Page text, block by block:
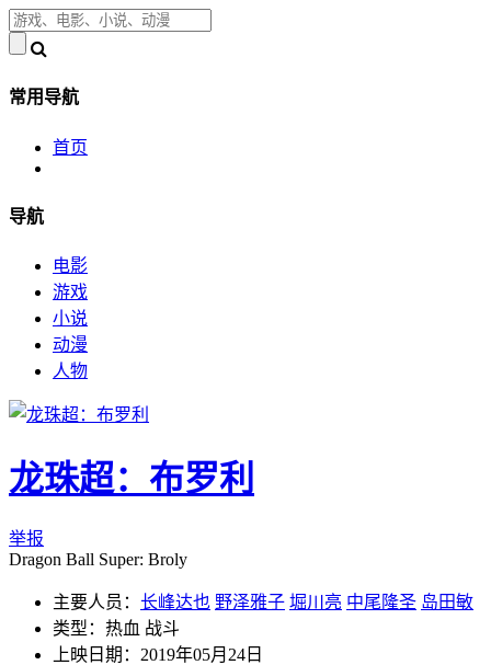
常用导航
首页
导航
电影
游戏
小说
动漫
人物
龙珠超：布罗利
举报
Dragon Ball Super: Broly
主要人员： 长峰达也 野泽雅子 堀川亮 中尾隆圣 岛田敏
类型：热血 战斗
上映日期：2019年05月24日